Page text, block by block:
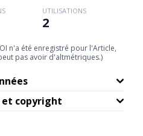
UTILISATIONS
2
n'a été enregistré pour l'Article,
pas avoir d'altmétriques.)
copyright